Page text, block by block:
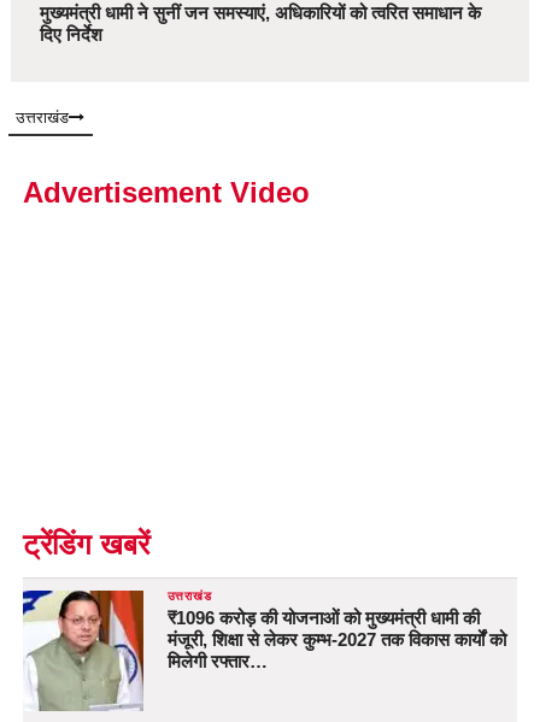
मुख्यमंत्री धामी ने सुनीं जन समस्याएं, अधिकारियों को त्वरित समाधान के
दिए निर्देश
उत्तराखंड
Advertisement Video
ट्रेंडिंग खबरें
उत्तराखंड
₹1096 करोड़ की योजनाओं को मुख्यमंत्री धामी की
मंजूरी, शिक्षा से लेकर कुम्भ-2027 तक विकास कार्यों को
मिलेगी रफ्तार…